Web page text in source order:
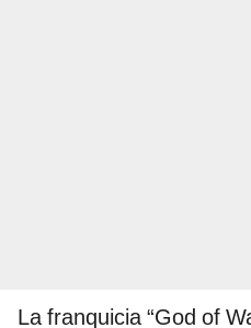
La franquicia “God of